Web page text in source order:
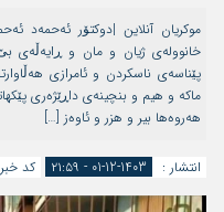
موکریان آنلاین |دوکتۆر ئەحمەد
خانوولەی ژیان و مان و ڕایەڵەی
پێناسەی ناسکردن و ئامرازی
ماکە و هیم و بنچینەی داڕێژەری
هەروەها بیر و هزر و ئاوەز […]
انتشار : 1403-12-01 - ۲۱:۵۹ کد